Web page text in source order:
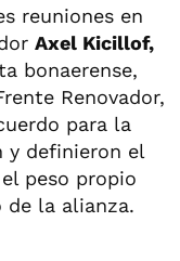
reuniones en
Axel Kicillof,
bonaerense,
Renovador,
para la
y definieron el
peso propio
la alianza.